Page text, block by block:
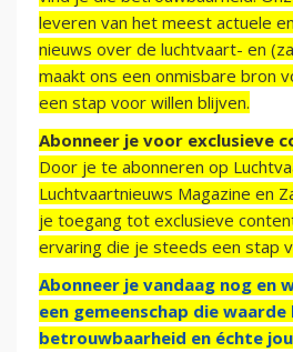
leveren van het meest actuele
nieuws over de luchtvaart- en
maakt ons een onmisbare bron
een stap voor willen blijven.
Abonneer je voor exclusieve
Door je te abonneren op
Luchtvaartnieuws Magazine en
je toegang tot exclusieve
ervaring die je steeds een stap
Abonneer je vandaag nog en
een gemeenschap die
betrouwbaarheid en échte